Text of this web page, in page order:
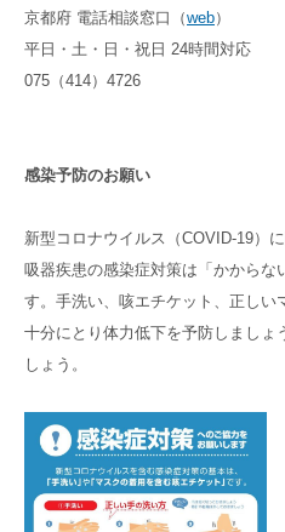
京都府 電話相談窓口（web）
平日・土・日・祝日 24時間対応
075（414）4726
感染予防のお願い
新型コロナウイルス（COVID-19）
吸器疾患の感染症対策は「かからな
す。手洗い、咳エチケット、正しい
十分にとり体力低下を予防しましょ
しょう。